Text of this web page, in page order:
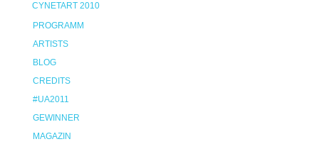
CYNETART 2010
PROGRAMM
ARTISTS
BLOG
CREDITS
#UA2011
GEWINNER
MAGAZIN